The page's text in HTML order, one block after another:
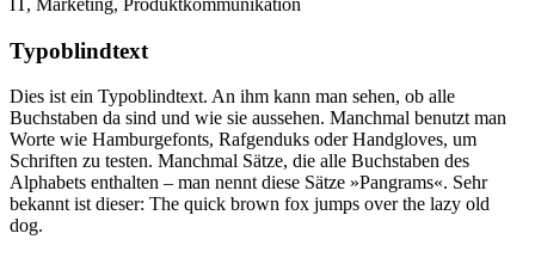
IT, Marketing, Produktkommunikation
Typoblindtext
Dies ist ein Typoblindtext. An ihm kann man sehen, ob alle
Buchstaben da sind und wie sie aussehen. Manchmal benutzt man
Worte wie Hamburgefonts, Rafgenduks oder Handgloves, um
Schriften zu testen. Manchmal Sätze, die alle Buchstaben des
Alphabets enthalten – man nennt diese Sätze »Pangrams«. Sehr
bekannt ist dieser: The quick brown fox jumps over the lazy old
dog.